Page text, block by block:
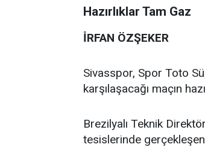
Hazırlıklar Tam Gaz
İRFAN ÖZŞEKER
Sivasspor, Spor Toto
karşılaşacağı maçın
Brezilyalı Teknik
tesislerinde